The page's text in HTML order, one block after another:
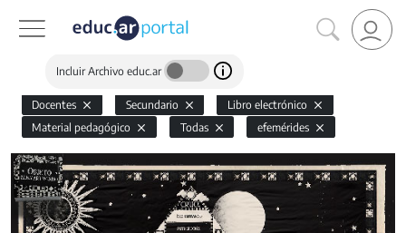
Incluir Archivo educ.ar
Docentes Secundario
Libro electrónico
Material pedagógico
Todas efemérides